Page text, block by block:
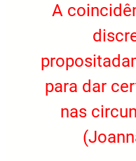
A
para dar
nas